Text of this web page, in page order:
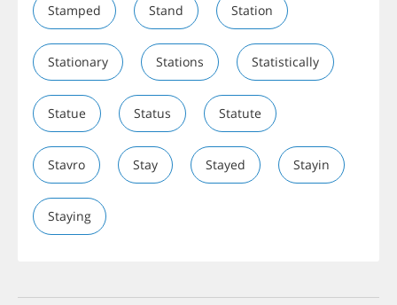
Stamped Stand Station
Stationary Stations Statistically
Statue Status Statute
Stavro Stay Stayed Stayin
Staying